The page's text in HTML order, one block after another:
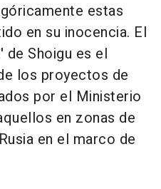
estas
en su inocencia. El
de Shoigu es el
los proyectos de
por el Ministerio
en zonas de
en el marco de